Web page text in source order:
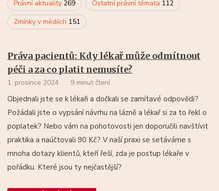
Právní aktuality 269 Ostatní právní témata 112
Zmínky v médiích 151
Práva pacientů: Kdy lékař může odmítnout
péči a za co platit nemusíte?
1. prosince 2024 9 minut čtení
Objednali jste se k lékaři a dočkali se zamítavé odpovědi?
Požádali jste o vypsání návrhu na lázně a lékař si za to řekl o
poplatek? Nebo vám na pohotovosti jen doporučili navštívit
praktika a naúčtovali 90 Kč? V naší praxi se setáváme s
mnoha dotazy klientů, kteří řeší, zda je postup lékaře v
pořádku. Které jsou ty nejčastější?